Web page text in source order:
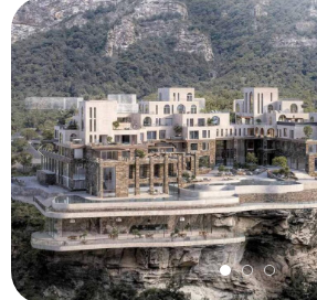
GODEKAN сохраняет террасы и
адаптирует традицию под
жизнь: больше света, удобнее
крыши работают как смотровые
Принцип «дом на доме»
путь и набор естественных
SKTS
Инновации в архитектуре сегодня